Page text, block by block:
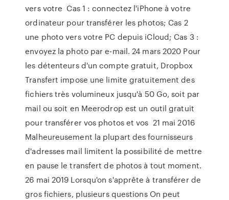
vers votre Cas 1 : connectez l'iPhone à votre
ordinateur pour transférer les photos; Cas 2
une photo vers votre PC depuis iCloud; Cas 3 :
envoyez la photo par e-mail. 24 mars 2020 Pour
les détenteurs d'un compte gratuit, Dropbox
Transfert impose une limite gratuitement des
fichiers très volumineux jusqu'à 50 Go, soit par
mail ou soit en Meerodrop est un outil gratuit
pour transférer vos photos et vos 21 mai 2016
Malheureusement la plupart des fournisseurs
d'adresses mail limitent la possibilité de mettre
en pause le transfert de photos à tout moment.
26 mai 2019 Lorsqu'on s'apprête à transférer de
gros fichiers, plusieurs questions On peut